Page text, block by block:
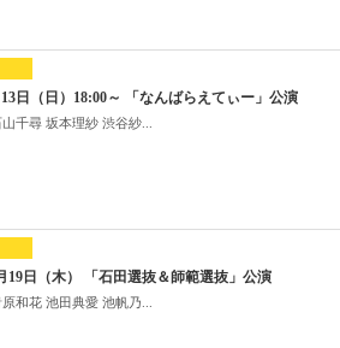
日（日）18:00～ 「なんばらえてぃー」公演
千尋 坂本理紗 渋谷紗...
19日（木） 「石田選抜＆師範選抜」公演
和花 池田典愛 池帆乃...